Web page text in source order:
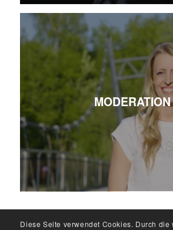
MODERATION
Diese Seite verwendet Cookies. Durch die